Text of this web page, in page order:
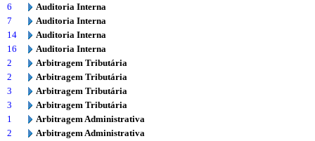
6
Auditoria Interna
7
Auditoria Interna
14
Auditoria Interna
16
Auditoria Interna
2
Arbitragem Tributária
2
Arbitragem Tributária
3
Arbitragem Tributária
3
Arbitragem Tributária
1
Arbitragem Administrativa
2
Arbitragem Administrativa